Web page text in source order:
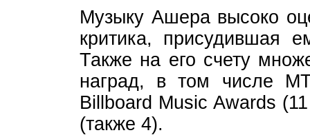
Музыку Ашера высоко
критика, присудившая
Также на его счету
наград, в том числе
Billboard Music Awards
(также 4).